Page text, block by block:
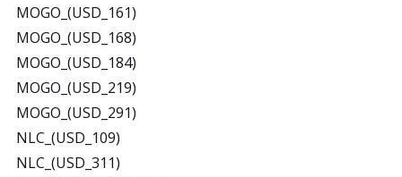
MOGO_(USD_161)
MOGO_(USD_168)
MOGO_(USD_184)
MOGO_(USD_219)
MOGO_(USD_291)
NLC_(USD_109)
NLC_(USD_311)